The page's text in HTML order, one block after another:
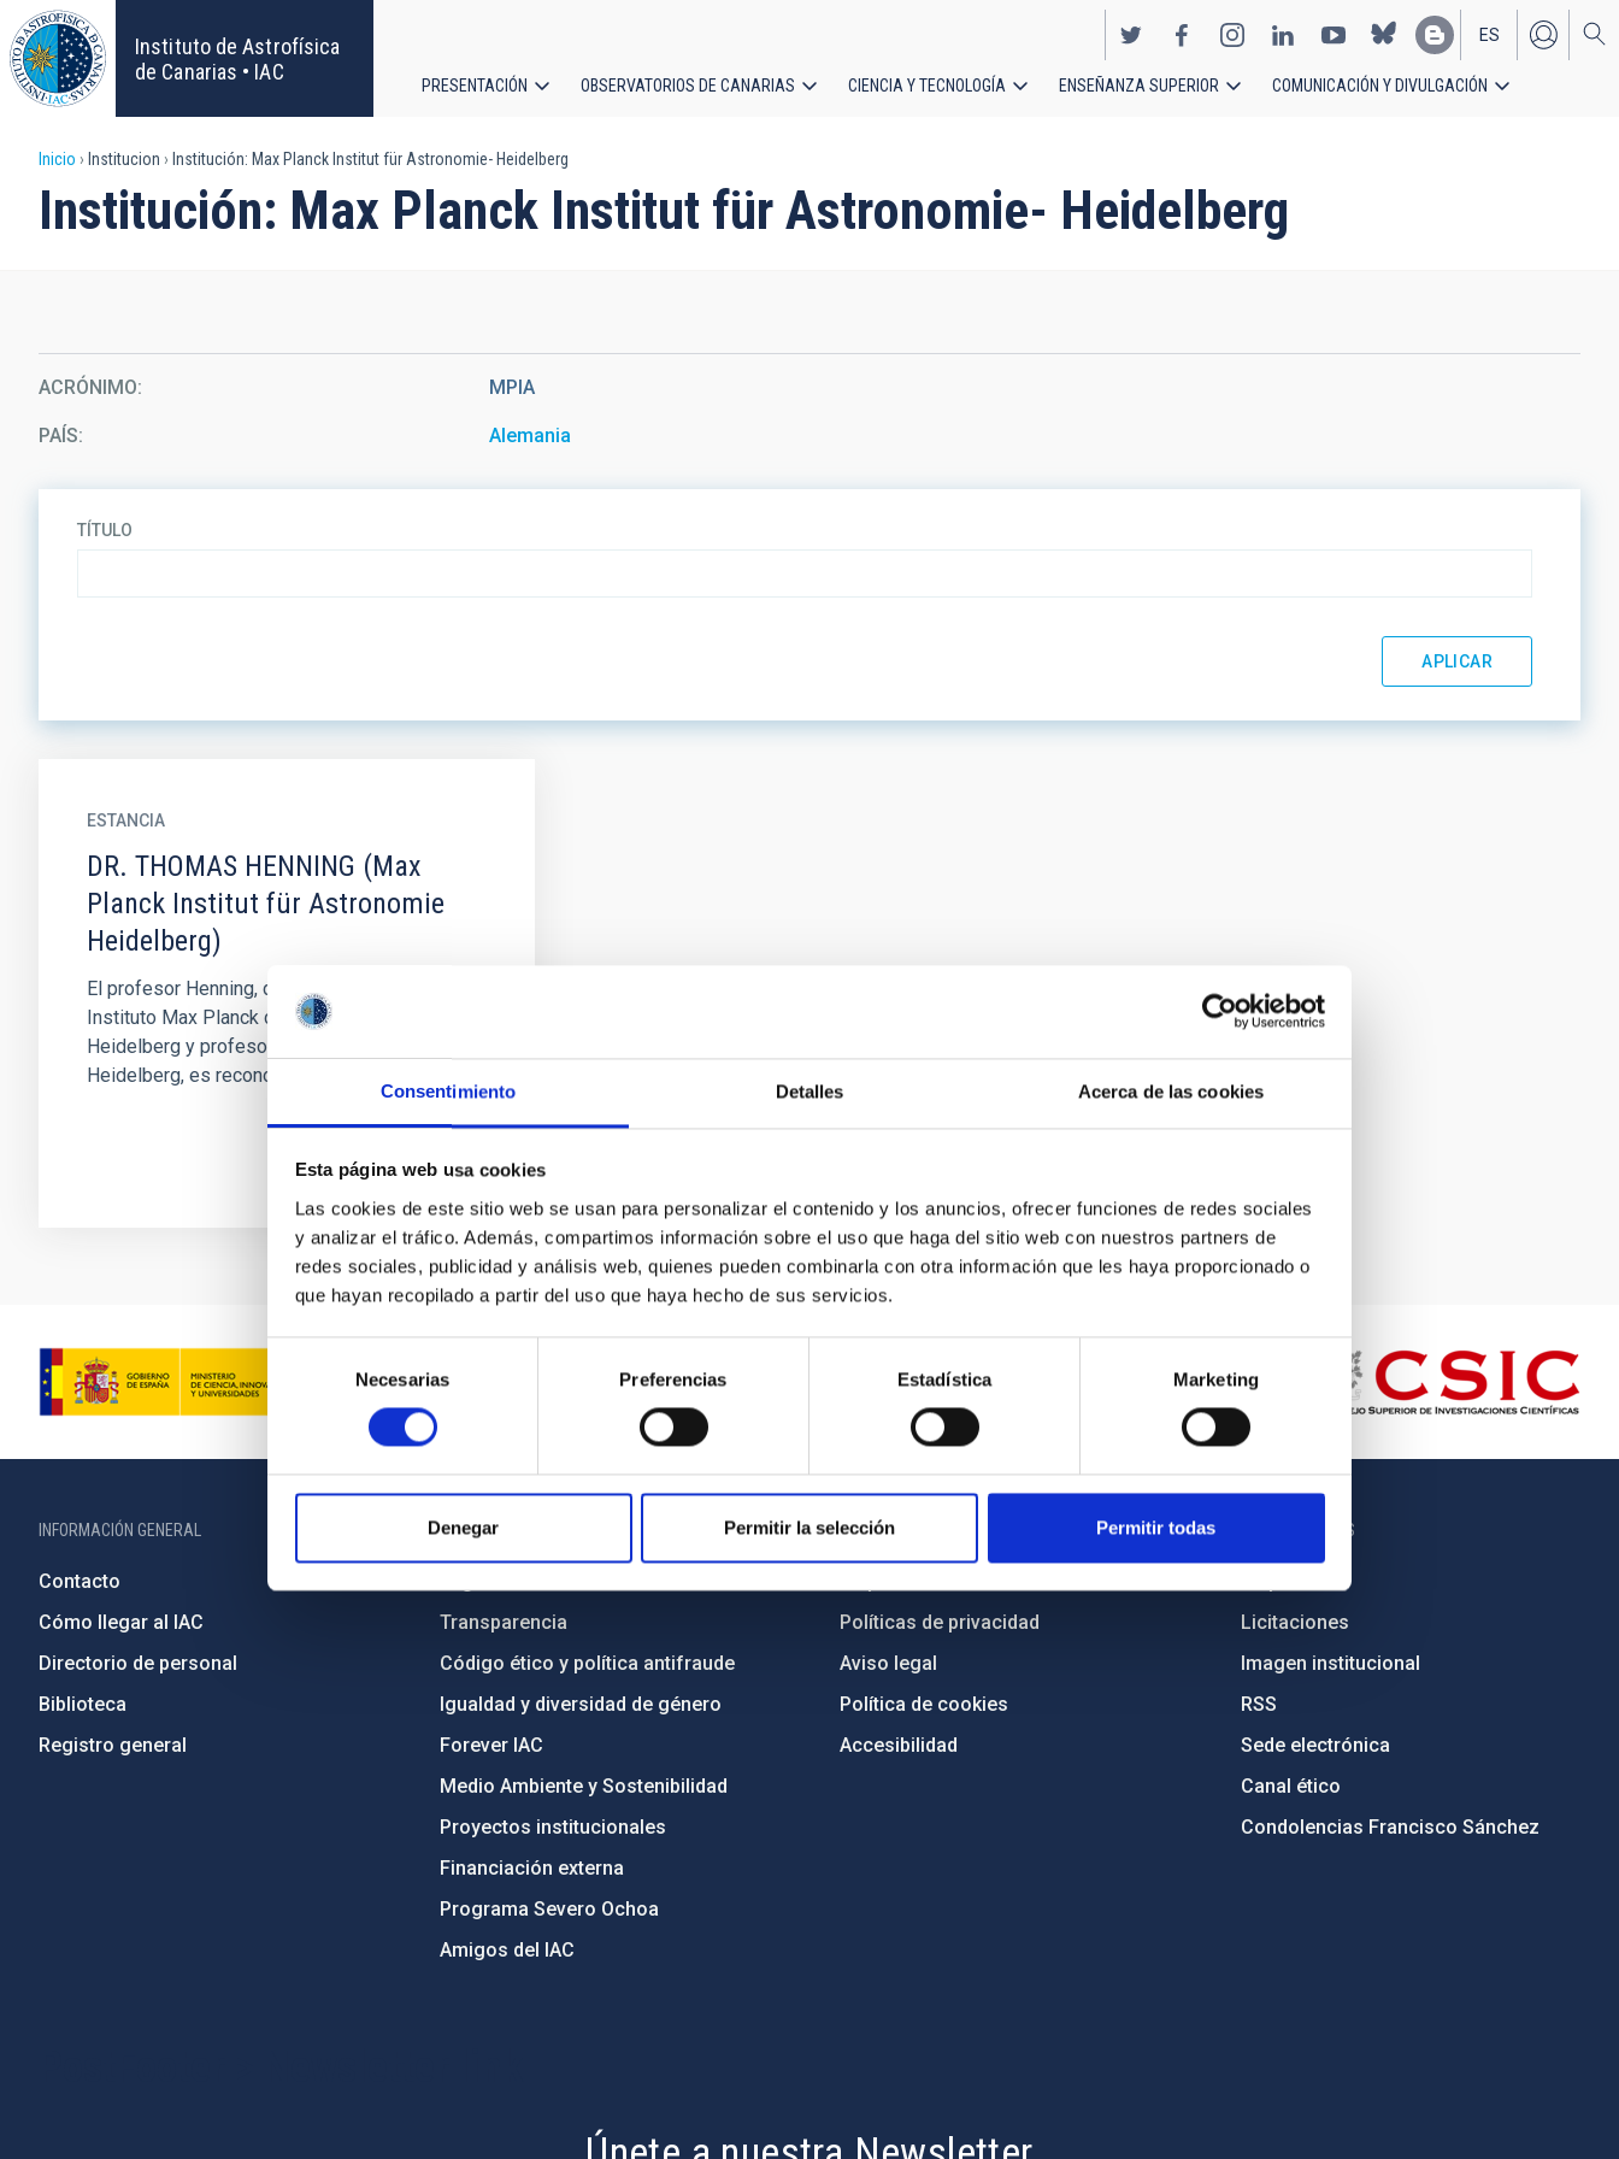
Consentimiento Detalles Acerca de las cookies
Esta página web usa cookies
Las cookies de este sitio web se usan para personalizar el contenido y los anuncios, ofrecer funciones de redes sociales
y analizar el tráfico. Además, compartimos información sobre el uso que haga del sitio web con nuestros partners de
redes sociales, publicidad y análisis web, quienes pueden combinarla con otra información que les haya proporcionado o
que hayan recopilado a partir del uso que haya hecho de sus servicios.
Selección
de
consentimiento
Necesarias Preferencias Estadística Marketing
Denegar Permitir la selección Permitir todas
Pasar
al
contenido
principal
Instituto de Astrofísica
de Canarias • IAC
EN
ES
principal
PRESENTACIÓN OBSERVATORIOS DE CANARIAS CIENCIA Y TECNOLOGÍA ENSEÑANZA SUPERIOR COMUNICACIÓN Y DIVULGACIÓN
Sobrescribir
enlaces
a
la
navegación
Inicio Institucion Institución: Max Planck Institut für Astronomie- Heidelberg
Institución: Max Planck Institut für Astronomie- Heidelberg
ACRÓNIMO MPIA
PAÍS Alemania
TÍTULO
ESTANCIA
DR. THOMAS HENNING (Max
Planck Institut für Astronomie
Heidelberg)
El profesor Henning, director emérito del
Instituto Max Planck de Astronomía de
Heidelberg y profesor de la Universidad de
Heidelberg, es reconocido como uno de...
INFORMACIÓN GENERAL
Contacto
Cómo llegar al IAC
Directorio de personal
Biblioteca
Registro general
INFORMACIÓN INSTITUCIONAL
Transparencia
Código ético y política antifraude
Igualdad y diversidad de género
Forever IAC
Medio Ambiente y Sostenibilidad
Proyectos institucionales
Financiación externa
Programa Severo Ochoa
Amigos del IAC
PORTAL DEL IAC
Políticas de privacidad
Aviso legal
Política de cookies
Accesibilidad
OTROS ENLACES
Licitaciones
Imagen institucional
RSS
Sede electrónica
Canal ético
Condolencias Francisco Sánchez